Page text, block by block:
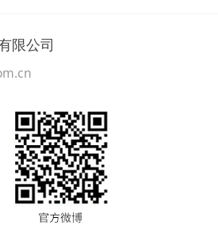
限公司